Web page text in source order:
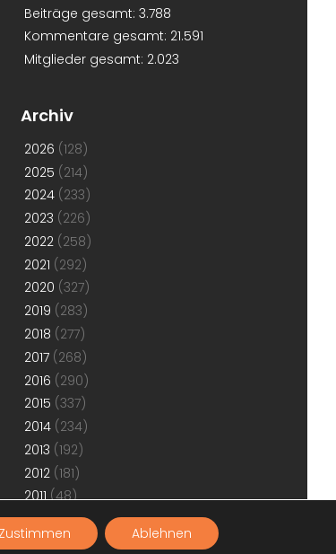
Beiträge gesamt: 3.788
Kommentare gesamt: 21.591
Mitglieder gesamt: 2.023
Archiv
2026 (128)
2025 (214)
2024 (233)
2023 (226)
2022 (258)
2021 (292)
2020 (327)
2019 (283)
2018 (277)
2017 (268)
2016 (290)
2015 (337)
2014 (234)
2013 (192)
2012 (181)
2011(48)
. Antrieb WordPress.
Zustimmen Ablehnen